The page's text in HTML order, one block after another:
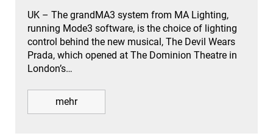
UK – The grandMA3 system from MA Lighting,
running Mode3 software, is the choice of lighting
control behind the new musical, The Devil Wears
Prada, which opened at The Dominion Theatre in
London’s…
mehr